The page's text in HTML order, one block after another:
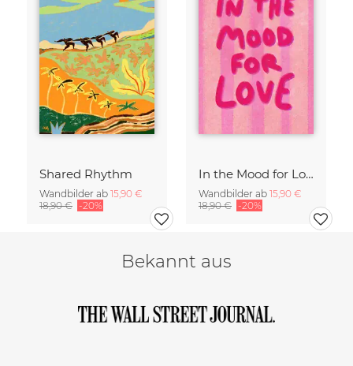
Shared Rhythm
Wandbilder ab 15,90 €
18,90 € -20%
In the Mood for Love - Handlettering
Wandbilder ab 15,90 €
18,90 € -20%
Bekannt aus